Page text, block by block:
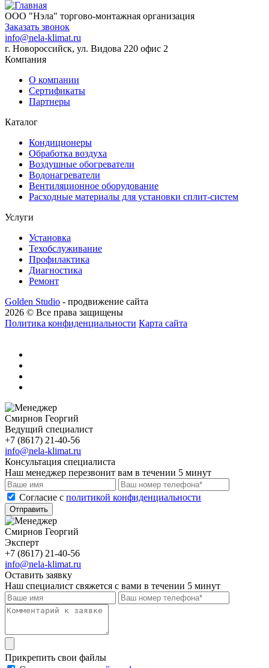
ООО "Нэла" торгово-монтажная организация
Заказать звонок
info@nela-klimat.ru
г. Новороссийск, ул. Видова 220 офис 2
Компания
О компании
Сертификаты
Партнеры
Каталог
Кондиционеры
Обработка воздуха
Воздушные обогреватели
Водонагреватели
Вентиляционное оборудование
Расходные материалы для установки сплит-систем
Услуги
Установка
Техобслуживание
Профилактика
Диагностика
Ремонт
Golden Studio - продвижение сайта
2026 © Все права защищены
Политика конфиденциальности Карта сайта
Смирнов Георгий
Ведущий специалист
+7 (8617) 21-40-56
info@nela-klimat.ru
Консультация специалиста
Наш менеджер перезвонит вам в течении 5 минут
Cогласие с политикой конфиденциальности
Отправить
Смирнов Георгий
Эксперт
+7 (8617) 21-40-56
info@nela-klimat.ru
Оставить заявку
Наш специалист свяжется с вами в течении 5 минут
Прикрепить свои файлы